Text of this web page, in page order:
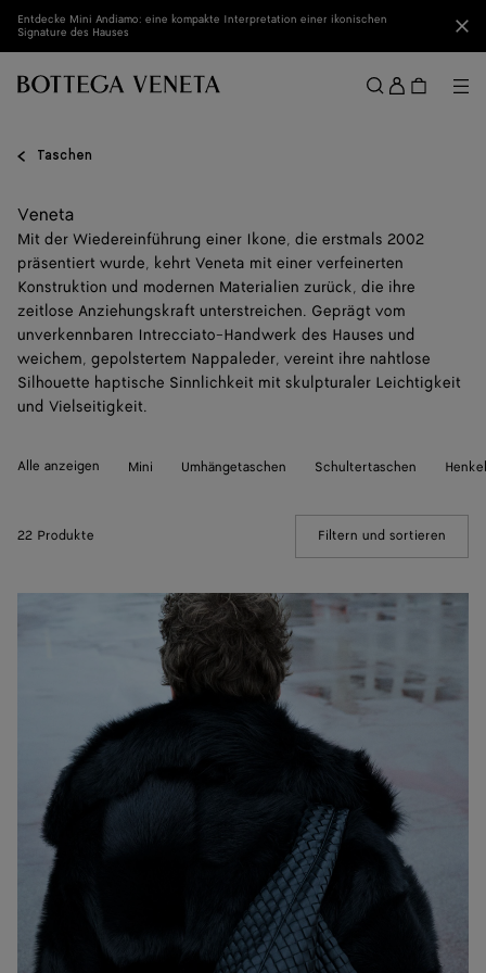
Zum Hauptinhalt
Entdecke Mini Andiamo: eine kompakte Interpretation einer ikonischen
Signature des Hauses
Taschen
Veneta
Mit der Wiedereinführung einer Ikone, die erstmals 2002
präsentiert wurde, kehrt Veneta mit einer verfeinerten
Konstruktion und modernen Materialien zurück, die ihre
zeitlose Anziehungskraft unterstreichen. Geprägt vom
unverkennbaren Intrecciato-Handwerk des Hauses und
weichem, gepolstertem Nappaleder, vereint ihre nahtlose
Silhouette haptische Sinnlichkeit mit skulpturaler Leichtigkeit
und Vielseitigkeit.
Alle anzeigen Mini Umhängetaschen Schultertaschen
22 Produkte Filtern und sortieren